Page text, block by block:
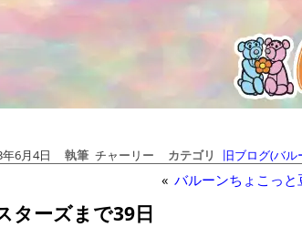
6月4日 執筆 チャーリー カテゴリ 旧ブログ(バル
« バルーンちょこっと
ターズまで39日